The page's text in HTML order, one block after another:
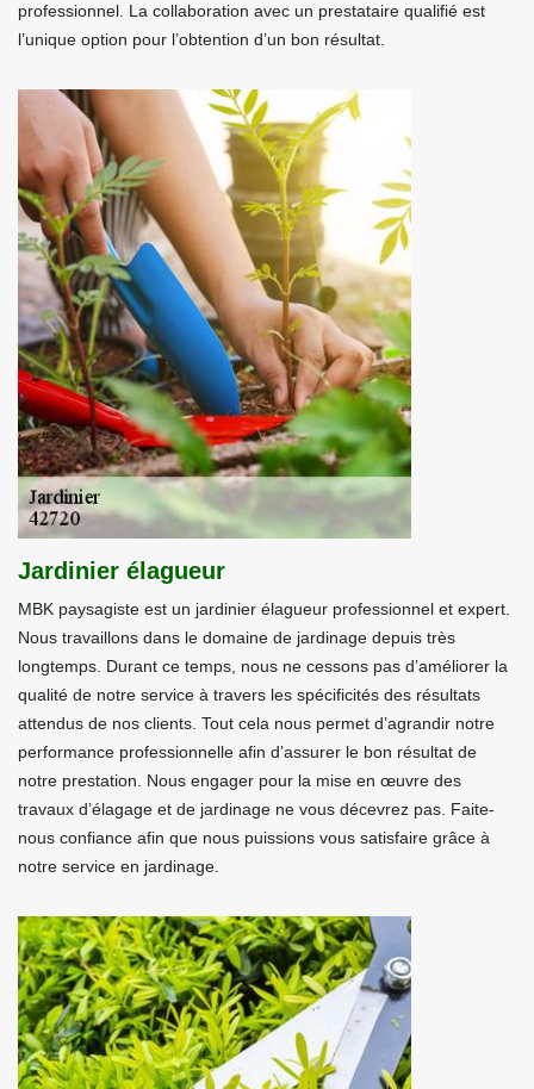
professionnel. La collaboration avec un prestataire qualifié est
l’unique option pour l’obtention d’un bon résultat.
Jardinier élagueur
MBK paysagiste est un jardinier élagueur professionnel et expert.
Nous travaillons dans le domaine de jardinage depuis très
longtemps. Durant ce temps, nous ne cessons pas d’améliorer la
qualité de notre service à travers les spécificités des résultats
attendus de nos clients. Tout cela nous permet d’agrandir notre
performance professionnelle afin d’assurer le bon résultat de
notre prestation. Nous engager pour la mise en œuvre des
travaux d’élagage et de jardinage ne vous décevrez pas. Faite-
nous confiance afin que nous puissions vous satisfaire grâce à
notre service en jardinage.